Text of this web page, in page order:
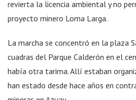
revierta la licencia ambiental y no
proyecto minero Loma Larga.
La marcha se concentró en la plaza
cuadras del Parque Calderón en el
había otra tarima. Allí estaban
han estado desde hace años en